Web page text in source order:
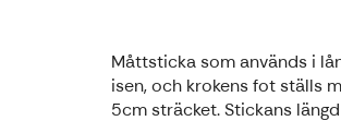
Måttsticka som används i
isen, och krokens fot ställs
5cm sträcket. Stickans